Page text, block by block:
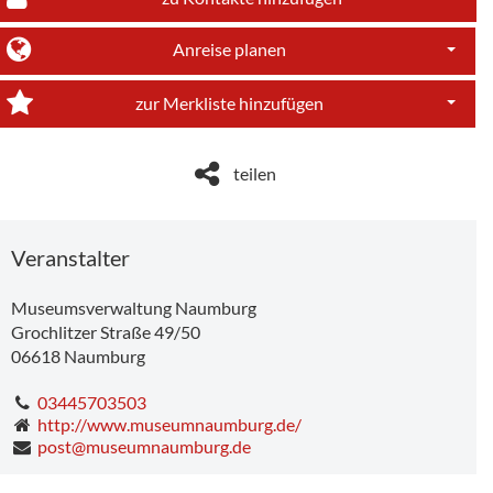
Anreise planen
zur Merkliste hinzufügen
teilen
Veranstalter
Museumsverwaltung Naumburg
Grochlitzer Straße 49/50
06618 Naumburg
03445703503
http://www.museumnaumburg.de/
post@museumnaumburg.de